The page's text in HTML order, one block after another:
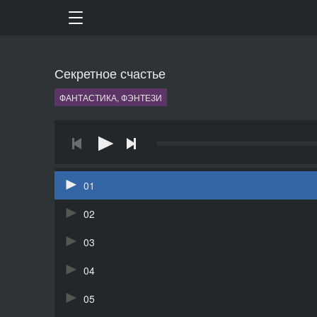
Секретное счастье
ФАНТАСТИКА, ФЭНТЕЗИ
01
02
03
04
05